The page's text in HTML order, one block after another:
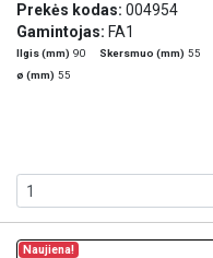
Prekės kodas: 004954
Gamintojas: FA1
Ilgis (mm) 90 Skersmuo (mm) 55
ø (mm) 55
Naujiena!